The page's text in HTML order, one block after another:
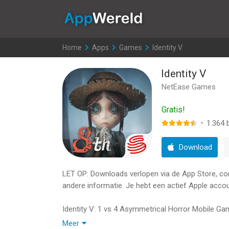
Home >
Apps >
Games >
Identity V
Identity V
NetEase Games
Gratis!
· 1.364
Download
LET OP: Downloads verlopen via de App Store,
andere informatie. Je hebt een actief Apple
Identity V: 1 vs 4 Asymmetrical Horror Mobile
Meer